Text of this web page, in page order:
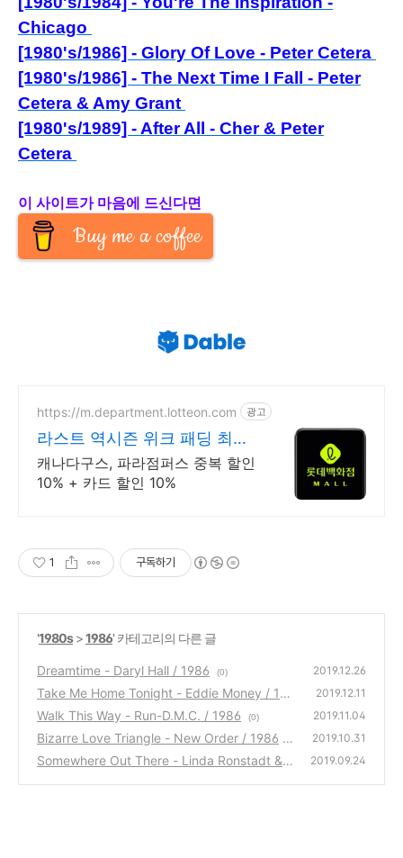
Chicago
[1980's/1986] - Glory Of Love - Peter Cetera
[1980's/1986] - The Next Time I Fall - Peter
Cetera & Amy Grant
[1980's/1989] - After All - Cher & Peter
Cetera
이 사이트가 마음에 드신다면
Buy me a coffee
https://m.department.lotteon.com 광고
라스트 역시즌 위크 패딩 최대
74% 할인
캐나다구스, 파라점퍼스 중복 할인
10% + 카드 할인 10%
1 구독하기
'1980s>1986' 카테고리의 다른 글
Dreamtime - Daryl Hall / 1986 (0) 2019.12.26
Take Me Home Tonight - Eddie Money / 19
86
(0)
2019.12.11
Walk This Way - Run-D.M.C. / 1986 (0) 2019.11.04
Bizarre Love Triangle - New Order / 1986
(2)
2019.10.31
Somewhere Out There - Linda Ronstadt & J
2019.09.24